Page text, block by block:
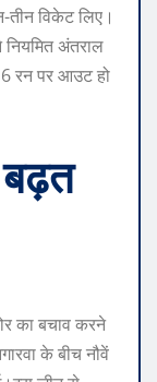
तीन विकेट लिए।
नियमित अंतराल
रन पर आउट हो
का बचाव करने
के बीच नौवें